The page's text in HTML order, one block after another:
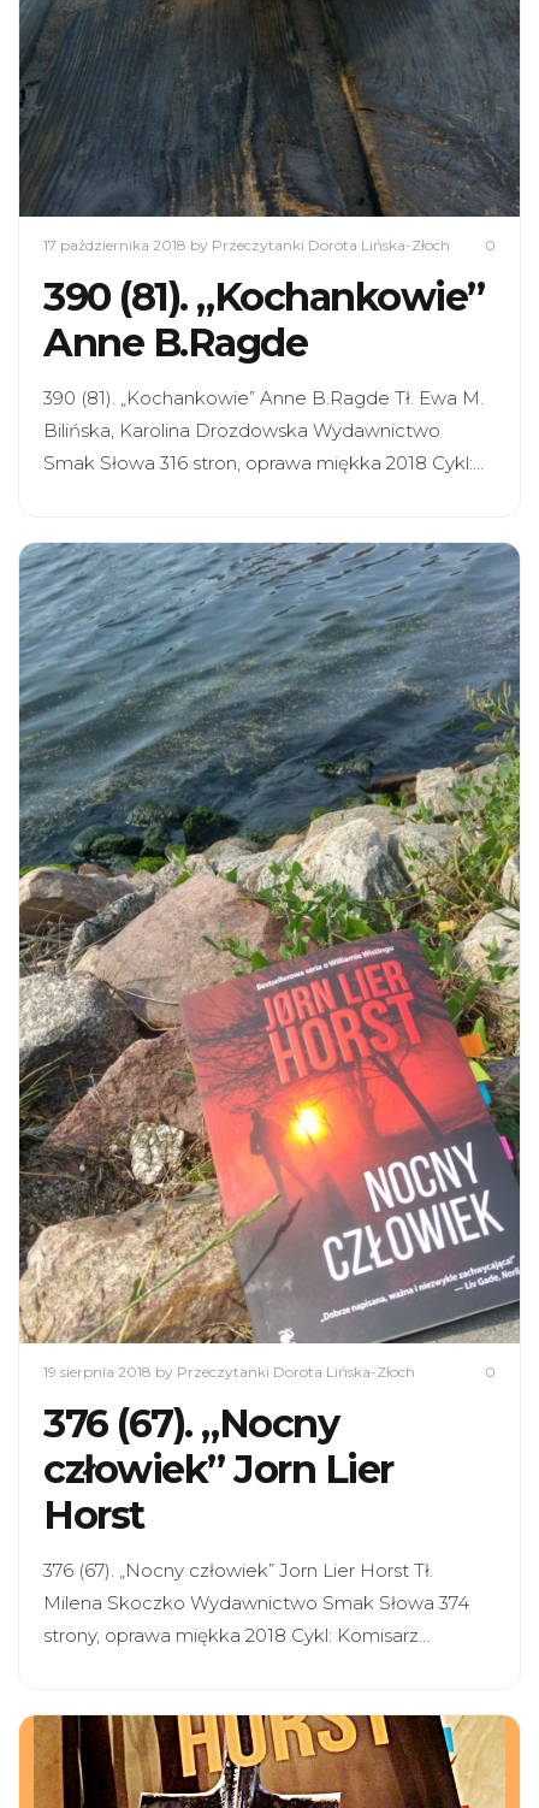
17 października 2018 by Przeczytanki Dorota Lińska-Złoch 0
390 (81). „Kochankowie”
Anne B.Ragde
390 (81). „Kochankowie” Anne B.Ragde Tł. Ewa M.
Bilińska, Karolina Drozdowska Wydawnictwo
Smak Słowa 316 stron, oprawa miękka 2018 Cykl:…
19 sierpnia 2018 by Przeczytanki Dorota Lińska-Złoch 0
376 (67). „Nocny
człowiek” Jorn Lier
Horst
376 (67). „Nocny człowiek” Jorn Lier Horst Tł.
Milena Skoczko Wydawnictwo Smak Słowa 374
strony, oprawa miękka 2018 Cykl: Komisarz…